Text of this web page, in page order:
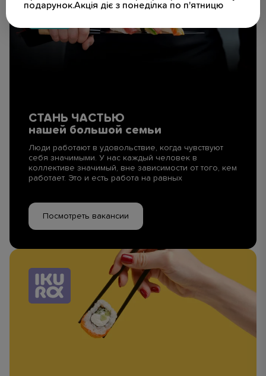
подарунок.Акція діє з понеділка по п'ятницю
СТАНЬ ЧАСТЬЮ
нашей большой семьи
Люди работают в удовольствие, когда чувствуют
себя значимыми. У нас каждый человек в
коллективе значимый, вне зависимости от того, кем
работает. Это и есть работа на равных
Посмотреть вакансии